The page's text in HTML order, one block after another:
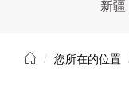
新疆
您所在的位置